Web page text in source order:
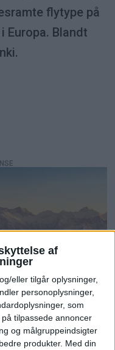
af
eller tilgår oplysninger,
personoplysninger,
som
tilpassede annoncer
og målgruppeindsigter
produkter. Med din
flytype på
Blandt
PREMIUM